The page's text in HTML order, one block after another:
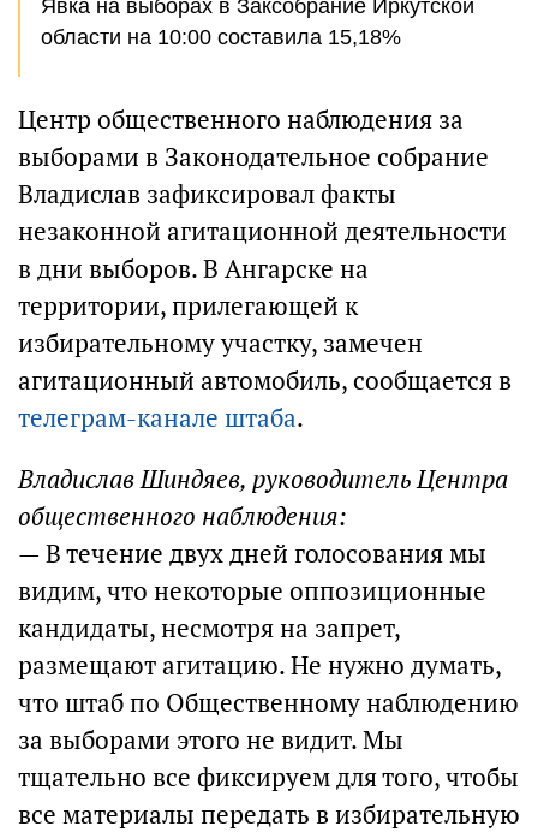
Явка на выборах в Заксобрание Иркутской
области на 10:00 составила 15,18%
Центр общественного наблюдения за
выборами в Законодательное собрание
Владислав зафиксировал факты
незаконной агитационной деятельности
в дни выборов. В Ангарске на
территории, прилегающей к
избирательному участку, замечен
агитационный автомобиль, сообщается в
телеграм-канале штаба.
Владислав Шиндяев, руководитель Центра
общественного наблюдения:
— В течение двух дней голосования мы
видим, что некоторые оппозиционные
кандидаты, несмотря на запрет,
размещают агитацию. Не нужно думать,
что штаб по Общественному наблюдению
за выборами этого не видит. Мы
тщательно все фиксируем для того, чтобы
все материалы передать в избирательную